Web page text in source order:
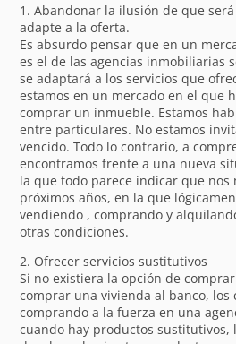
1. Abandonar la ilusión de que
adapte a la oferta.
Es absurdo pensar que en un
es el de las agencias inmobiliarias
se adaptará a los servicios que
estamos en un mercado en el que
comprar un inmueble. Estamos
entre particulares. No estamos
vencido. Todo lo contrario, a
encontramos frente a una nueva
la que todo parece indicar que nos
próximos años, en la que
vendiendo , comprando y
otras condiciones.
2. Ofrecer servicios sustitutivos
Si no existiera la opción de
comprar una vivienda al banco, los
comprando a la fuerza en una
cuando hay productos sustitutivos,